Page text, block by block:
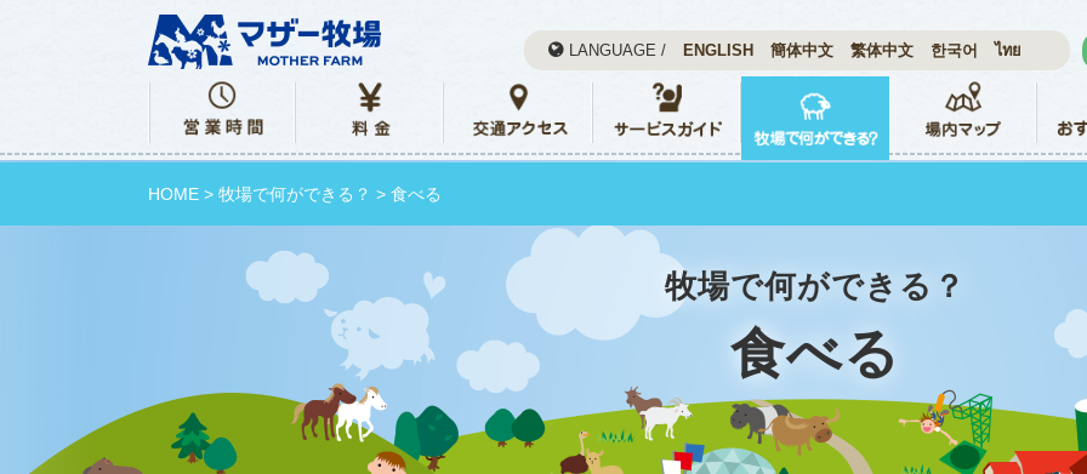
LANGUAGE / ENGLISH 簡体中文 繁体中文 한국어 ไทย
HOME > 牧場で何ができる？ > 食べる
牧場で何ができる？
食べる